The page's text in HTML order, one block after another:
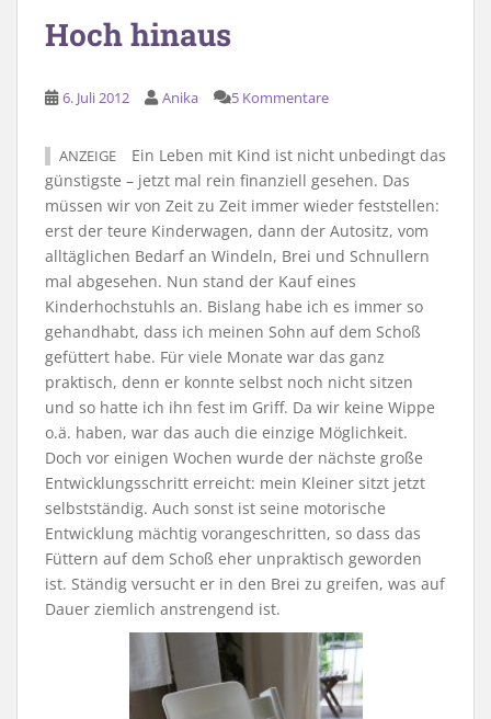
Hoch hinaus
6. Juli 2012 Anika 5 Kommentare
ANZEIGE
Ein Leben mit Kind ist nicht unbedingt das
günstigste – jetzt mal rein finanziell gesehen. Das
müssen wir von Zeit zu Zeit immer wieder feststellen:
erst der teure Kinderwagen, dann der Autositz, vom
alltäglichen Bedarf an Windeln, Brei und Schnullern
mal abgesehen. Nun stand der Kauf eines
Kinderhochstuhls an. Bislang habe ich es immer so
gehandhabt, dass ich meinen Sohn auf dem Schoß
gefüttert habe. Für viele Monate war das ganz
praktisch, denn er konnte selbst noch nicht sitzen
und so hatte ich ihn fest im Griff. Da wir keine Wippe
o.ä. haben, war das auch die einzige Möglichkeit.
Doch vor einigen Wochen wurde der nächste große
Entwicklungsschritt erreicht: mein Kleiner sitzt jetzt
selbstständig. Auch sonst ist seine motorische
Entwicklung mächtig vorangeschritten, so dass das
Füttern auf dem Schoß eher unpraktisch geworden
ist. Ständig versucht er in den Brei zu greifen, was auf
Dauer ziemlich anstrengend ist.